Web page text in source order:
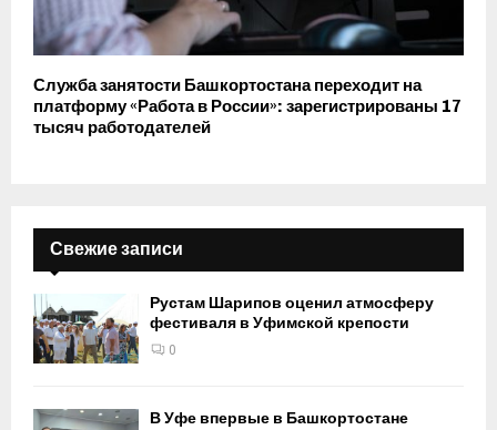
Служба занятости Башкортостана переходит на
платформу «Работа в России»: зарегистрированы 17
тысяч работодателей
Свежие записи
Рустам Шарипов оценил атмосферу
фестиваля в Уфимской крепости
0
В Уфе впервые в Башкортостане